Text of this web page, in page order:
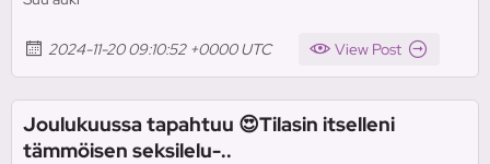
2024-11-20 09:10:52 +0000 UTC View Post
Joulukuussa tapahtuu 😍Tilasin itselleni
tämmöisen seksilelu-..